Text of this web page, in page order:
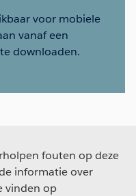
voor mobiele
vanaf een
downloaden.
fouten op deze
informatie over
vinden op